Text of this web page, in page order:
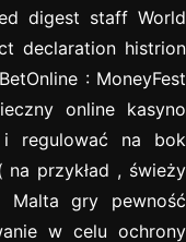
digest staff World
declaration histrion
: MoneyFest
online kasyno
i regulować na bok
przykład , świeży
Malta gry pewność
w celu ochrony